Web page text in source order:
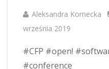
Aleksandra Kornecka
września 2019
#CFP #open!
#conference